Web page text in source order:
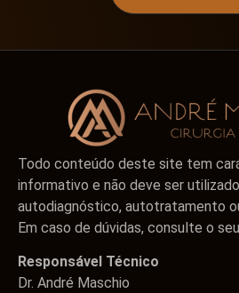
Todo conteúdo deste site tem
informativo e não deve ser
autodiagnóstico, autotratamento
Em caso de dúvidas, consulte o
Responsável Técnico
Dr. André Maschio